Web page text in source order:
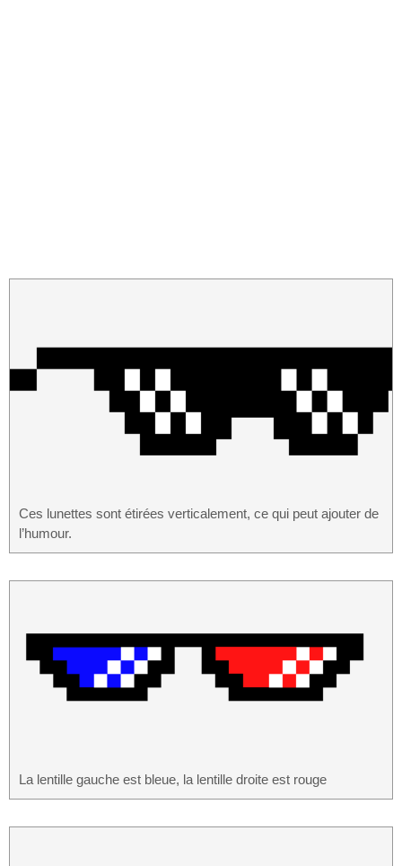
Ces lunettes sont étirées verticalement, ce qui peut ajouter de
l’humour.
La lentille gauche est bleue, la lentille droite est rouge